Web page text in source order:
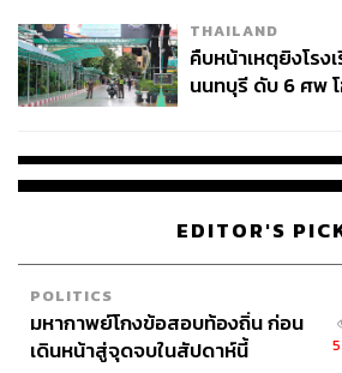
THAILAND
คืบหน้าเหตุยิงโรง
นนทบุรี ดับ 6 ศพ
EDITOR'S
POLITICS
มหากาพย์โกงข้อสอบท้องถิ่น ก่อน
เดินหน้าสู่จุดจบในสัปดาห์นี้